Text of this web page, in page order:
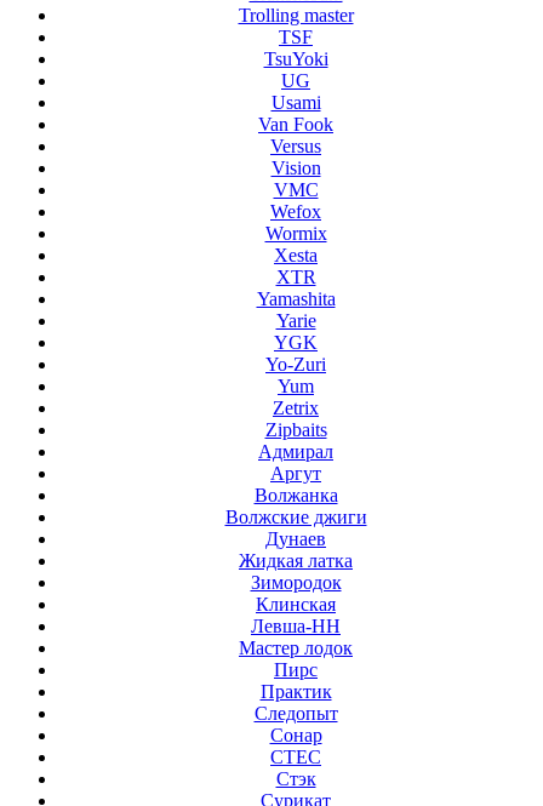
Trolling master
TSF
TsuYoki
UG
Usami
Van Fook
Versus
Vision
VMC
Wefox
Wormix
Xesta
XTR
Yamashita
Yarie
YGK
Yo-Zuri
Yum
Zetrix
Zipbaits
Адмирал
Аргут
Волжанка
Волжские джиги
Дунаев
Жидкая латка
Зимородок
Клинская
Левша-НН
Мастер лодок
Пирс
Практик
Следопыт
Сонар
СТЕС
Стэк
Сурикат